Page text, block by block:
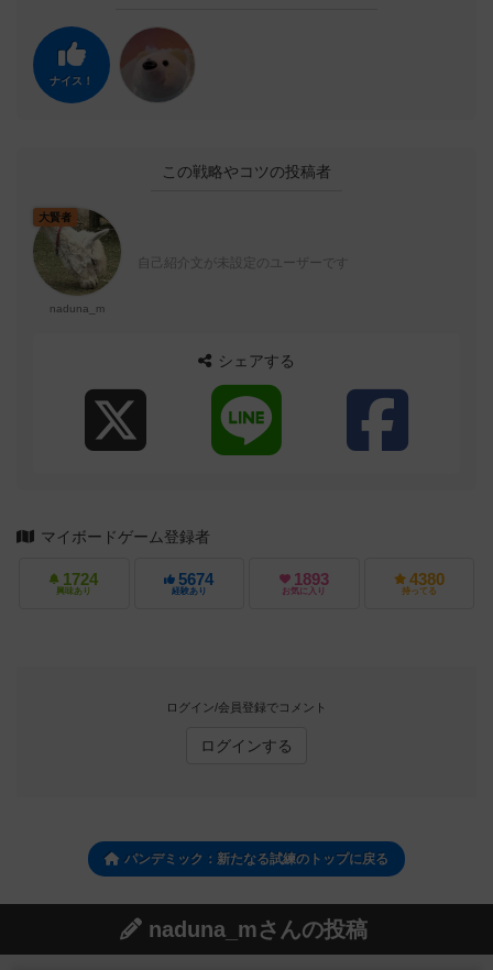
ナイス！
この戦略やコツの投稿者
大賢者
naduna_m
自己紹介文が未設定のユーザーです
シェアする
マイボードゲーム登録者
1724
興味あり
5674
経験あり
1893
お気に入り
4380
持ってる
ログイン/会員登録でコメント
ログインする
パンデミック：新たなる試練のトップに戻る
naduna_mさんの投稿